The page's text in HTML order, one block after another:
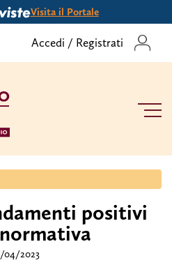
Visita il Portale
Accedi / Registrati
positivi
04/2023